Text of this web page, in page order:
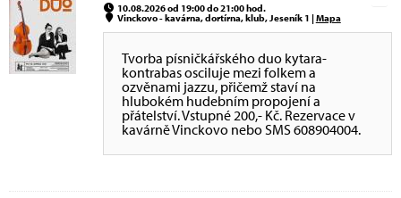
10.08.2026 od 19:00 do 21:00 hod.
Vinckovo - kavárna, dortírna, klub, Jeseník 1 |Mapa
Tvorba písničkářského duo kytara-
kontrabas osciluje mezi folkem a
ozvěnami jazzu, přičemž staví na
hlubokém hudebním propojení a
přátelství. Vstupné 200,- Kč. Rezervace v
kavárně Vinckovo nebo SMS 608904004.